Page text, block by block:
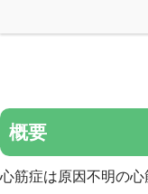
概要
心筋症は原因不明の